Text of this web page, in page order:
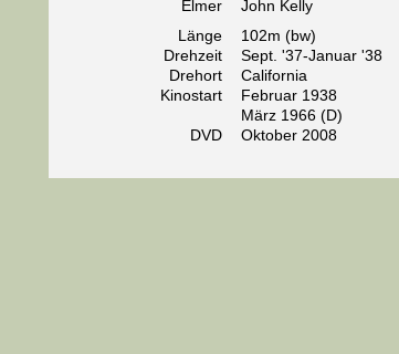
Elmer
John Kelly
Länge
102m (bw)
Drehzeit
Sept. '37-Januar '38
Drehort
California
Kinostart
Februar 1938
März 1966 (D)
DVD
Oktober 2008